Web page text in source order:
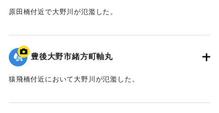
原田橋付近で大野川が氾濫した。
｜固有コード:09922048
豊後大野市緒方町軸丸
猿飛橋付近において大野川が氾濫した。
｜固有コード:09922047